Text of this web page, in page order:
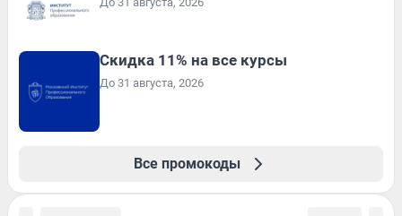
Скидка 11% на все курсы
До 31 августа, 2026
Все промокоды